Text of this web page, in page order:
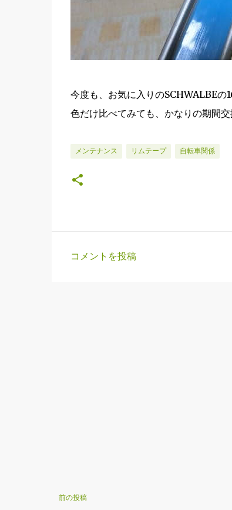
今度も、お気に入りのSCHWALBEの
色だけ比べてみても、かなりの期間交
メンテナンス リムテープ 自転車関係
コメントを投稿
前の投稿